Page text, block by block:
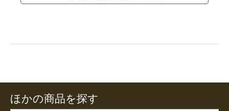
ほかの商品を探す